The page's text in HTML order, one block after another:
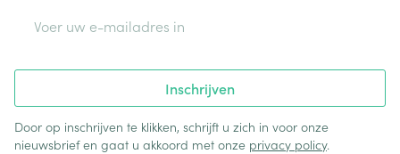
Inschrijven
Door op inschrijven te klikken, schrijft u zich in voor onze
nieuwsbrief en gaat u akkoord met onze privacy policy.